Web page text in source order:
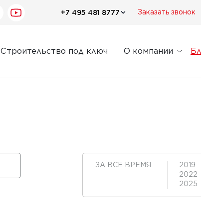
+7 495 481 8777 Заказать звонок
Строительство под ключ О компании
ЗА ВСЕ ВРЕМЯ 2019
2022
2025